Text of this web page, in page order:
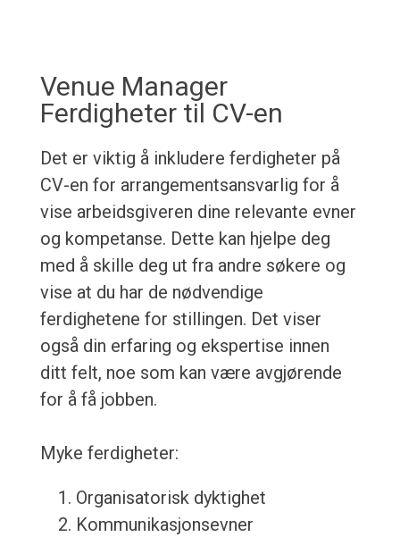
Venue Manager
Ferdigheter til CV-en
Det er viktig å inkludere ferdigheter på
CV-en for arrangementsansvarlig for å
vise arbeidsgiveren dine relevante evner
og kompetanse. Dette kan hjelpe deg
med å skille deg ut fra andre søkere og
vise at du har de nødvendige
ferdighetene for stillingen. Det viser
også din erfaring og ekspertise innen
ditt felt, noe som kan være avgjørende
for å få jobben.
Myke ferdigheter:
Organisatorisk dyktighet
Kommunikasjonsevner